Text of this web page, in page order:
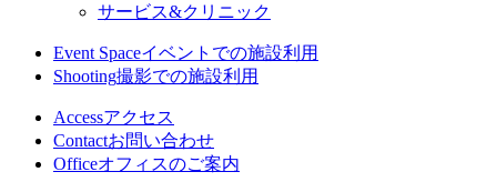
サービス&クリニック
Event Spaceイベントでの施設利用
Shooting撮影での施設利用
Accessアクセス
Contactお問い合わせ
Officeオフィスのご案内